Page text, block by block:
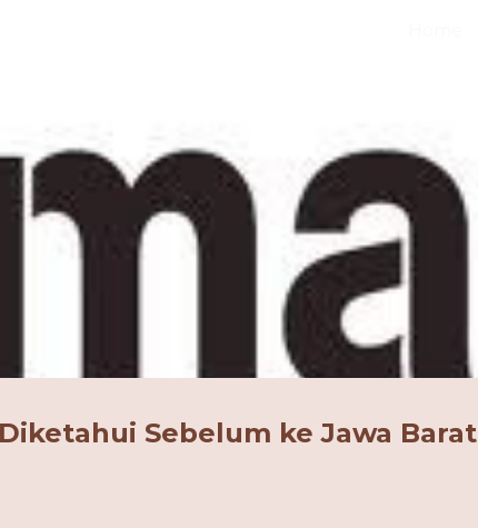
Sebelum ke Jawa Barat